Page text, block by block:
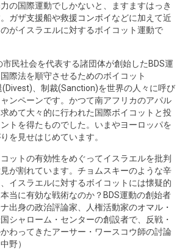
の国際運動でしかないと、ますますはっき
ガザ支援船や救援コンボイなどに加えて近
がイスラエルに対するボイコット運動で
民社会を代表する諸団体が創始したBDS運
際法を順守させるためのボイコット
、制裁(Sanction)を世界の人々に呼び
ンペーンです。かつて南アフリカのアパル
めて大々的に行われた国際ボイコットと投
トを得たものでした。いまやヨーロッパを
を見せはじめています。
ットの有効性をめぐってイスラエルを批判
が割れています。 チョムスキーのような辛
イスラエルに対するボイコットには懐疑的
当に有効な戦術なのか？BDS運動の創始者
出身の政治評論家、人権活動家のオマル・
シャローム・センターの創設者で、反戦・
わってきたアーサー・ワースコウ師の討論
野）